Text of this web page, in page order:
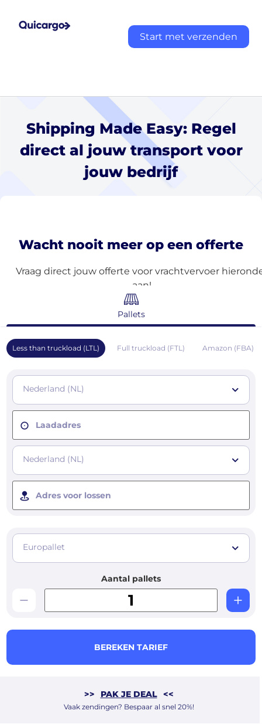
Start met verzenden
Shipping Made Easy: Regel
direct al jouw transport voor
jouw bedrijf
Wacht nooit meer op een offerte
Vraag direct jouw offerte voor vrachtvervoer
aan!
Pallets
Less than truckload (LTL) Full truckload (FTL) Amazon (FBA)
Nederland (NL)
Laadadres
Nederland (NL)
Adres voor lossen
Europallet
Aantal pallets
BEREKEN TARIEF
>> PAK JE DEAL <<
Vaak zendingen? Bespaar al snel 20%!